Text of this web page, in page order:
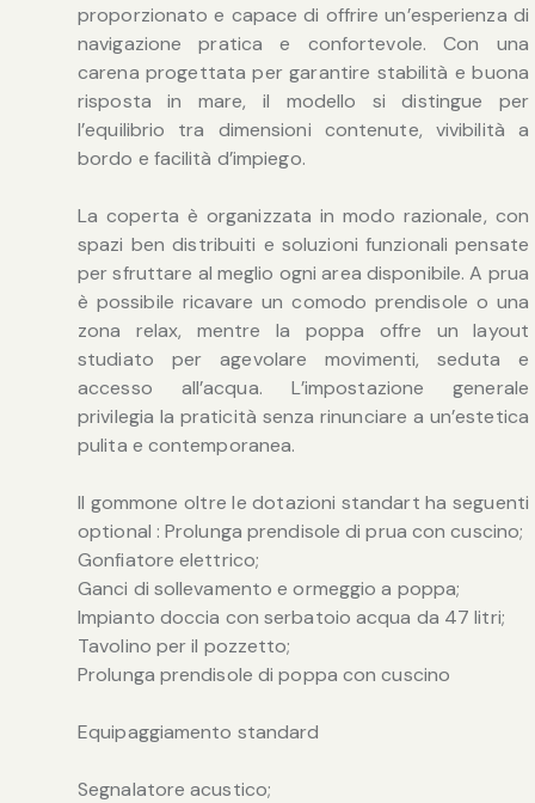
proporzionato e capace di offrire un’esperienza di
navigazione pratica e confortevole. Con una
carena progettata per garantire stabilità e buona
risposta in mare, il modello si distingue per
l’equilibrio tra dimensioni contenute, vivibilità a
bordo e facilità d’impiego.
La coperta è organizzata in modo razionale, con
spazi ben distribuiti e soluzioni funzionali pensate
per sfruttare al meglio ogni area disponibile. A prua
è possibile ricavare un comodo prendisole o una
zona relax, mentre la poppa offre un layout
studiato per agevolare movimenti, seduta e
accesso all’acqua. L’impostazione generale
privilegia la praticità senza rinunciare a un’estetica
pulita e contemporanea.
Il gommone oltre le dotazioni standart ha seguenti
optional : Prolunga prendisole di prua con cuscino;
Gonfiatore elettrico;
Ganci di sollevamento e ormeggio a poppa;
Impianto doccia con serbatoio acqua da 47 litri;
Tavolino per il pozzetto;
Prolunga prendisole di poppa con cuscino
Equipaggiamento standard
Segnalatore acustico;